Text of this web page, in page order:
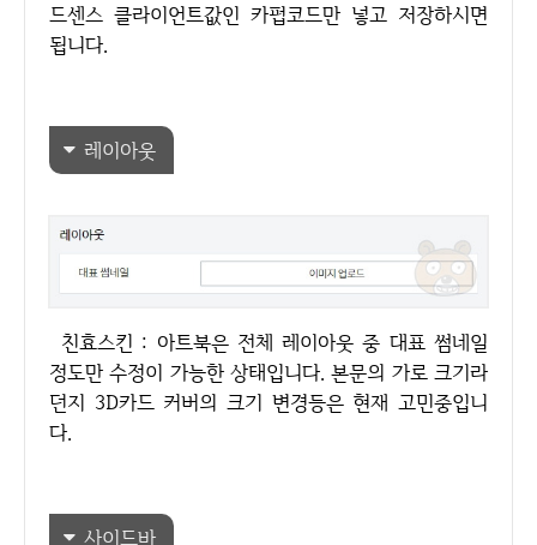
드센스 클라이언트값인 카펍코드만 넣고 저장하시면
됩니다.
레이아웃
친효스킨 : 아트북은 전체 레이아웃 중 대표 썸네일
정도만 수정이 가능한 상태입니다. 본문의 가로 크기라
던지 3D카드 커버의 크기 변경등은 현재 고민중입니
다.
사이드바